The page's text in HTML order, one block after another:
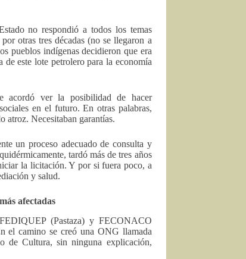
no respondió a todos los temas
otras tres décadas (no se llegaron a
pueblos indígenas decidieron que era
este lote petrolero para la economía
acordó ver la posibilidad de hacer
en el futuro. En otras palabras,
atroz. Necesitaban garantías.
un proceso adecuado de consulta y
tardó más de tres años
la licitación. Y por si fuera poco, a
y salud.
afectadas
(Pastaza) y FECONACO
el camino se creó una ONG llamada
de Cultura, sin ninguna explicación,